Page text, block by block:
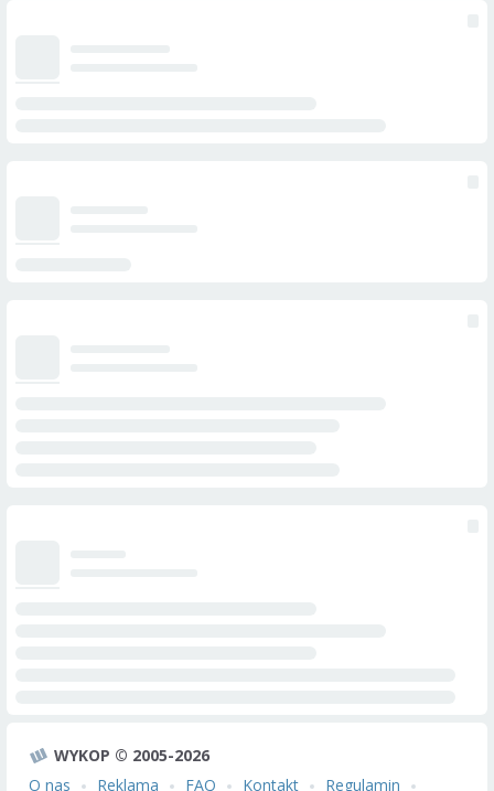
WYKOP © 2005-2026
O nas
Reklama FAQ Kontakt Regulamin